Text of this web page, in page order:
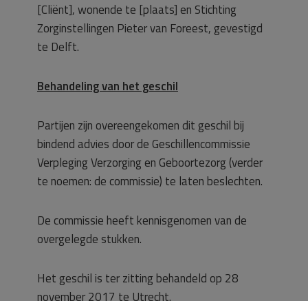
[Cliënt], wonende te [plaats] en Stichting
Zorginstellingen Pieter van Foreest, gevestigd
te Delft.
Behandeling van het geschil
Partijen zijn overeengekomen dit geschil bij
bindend advies door de Geschillencommissie
Verpleging Verzorging en Geboortezorg (verder
te noemen: de commissie) te laten beslechten.
De commissie heeft kennisgenomen van de
overgelegde stukken.
Het geschil is ter zitting behandeld op 28
november 2017 te Utrecht.